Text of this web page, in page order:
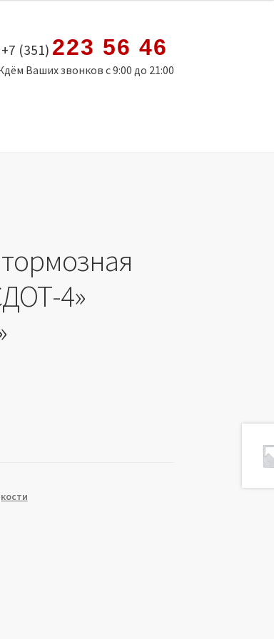
+7 (351) 223 56 46
Ваших звонков с 9:00 до 21:00
4»